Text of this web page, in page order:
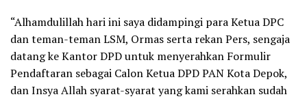
“Alhamdulillah hari ini saya didampingi para Ketua DPC
dan teman-teman LSM, Ormas serta rekan Pers, sengaja
datang ke Kantor DPD untuk menyerahkan Formulir
Pendaftaran sebagai Calon Ketua DPD PAN Kota Depok,
dan Insya Allah syarat-syarat yang kami serahkan sudah